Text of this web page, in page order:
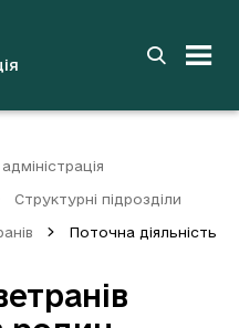
Структурні підрозділи
Поточна діяльність